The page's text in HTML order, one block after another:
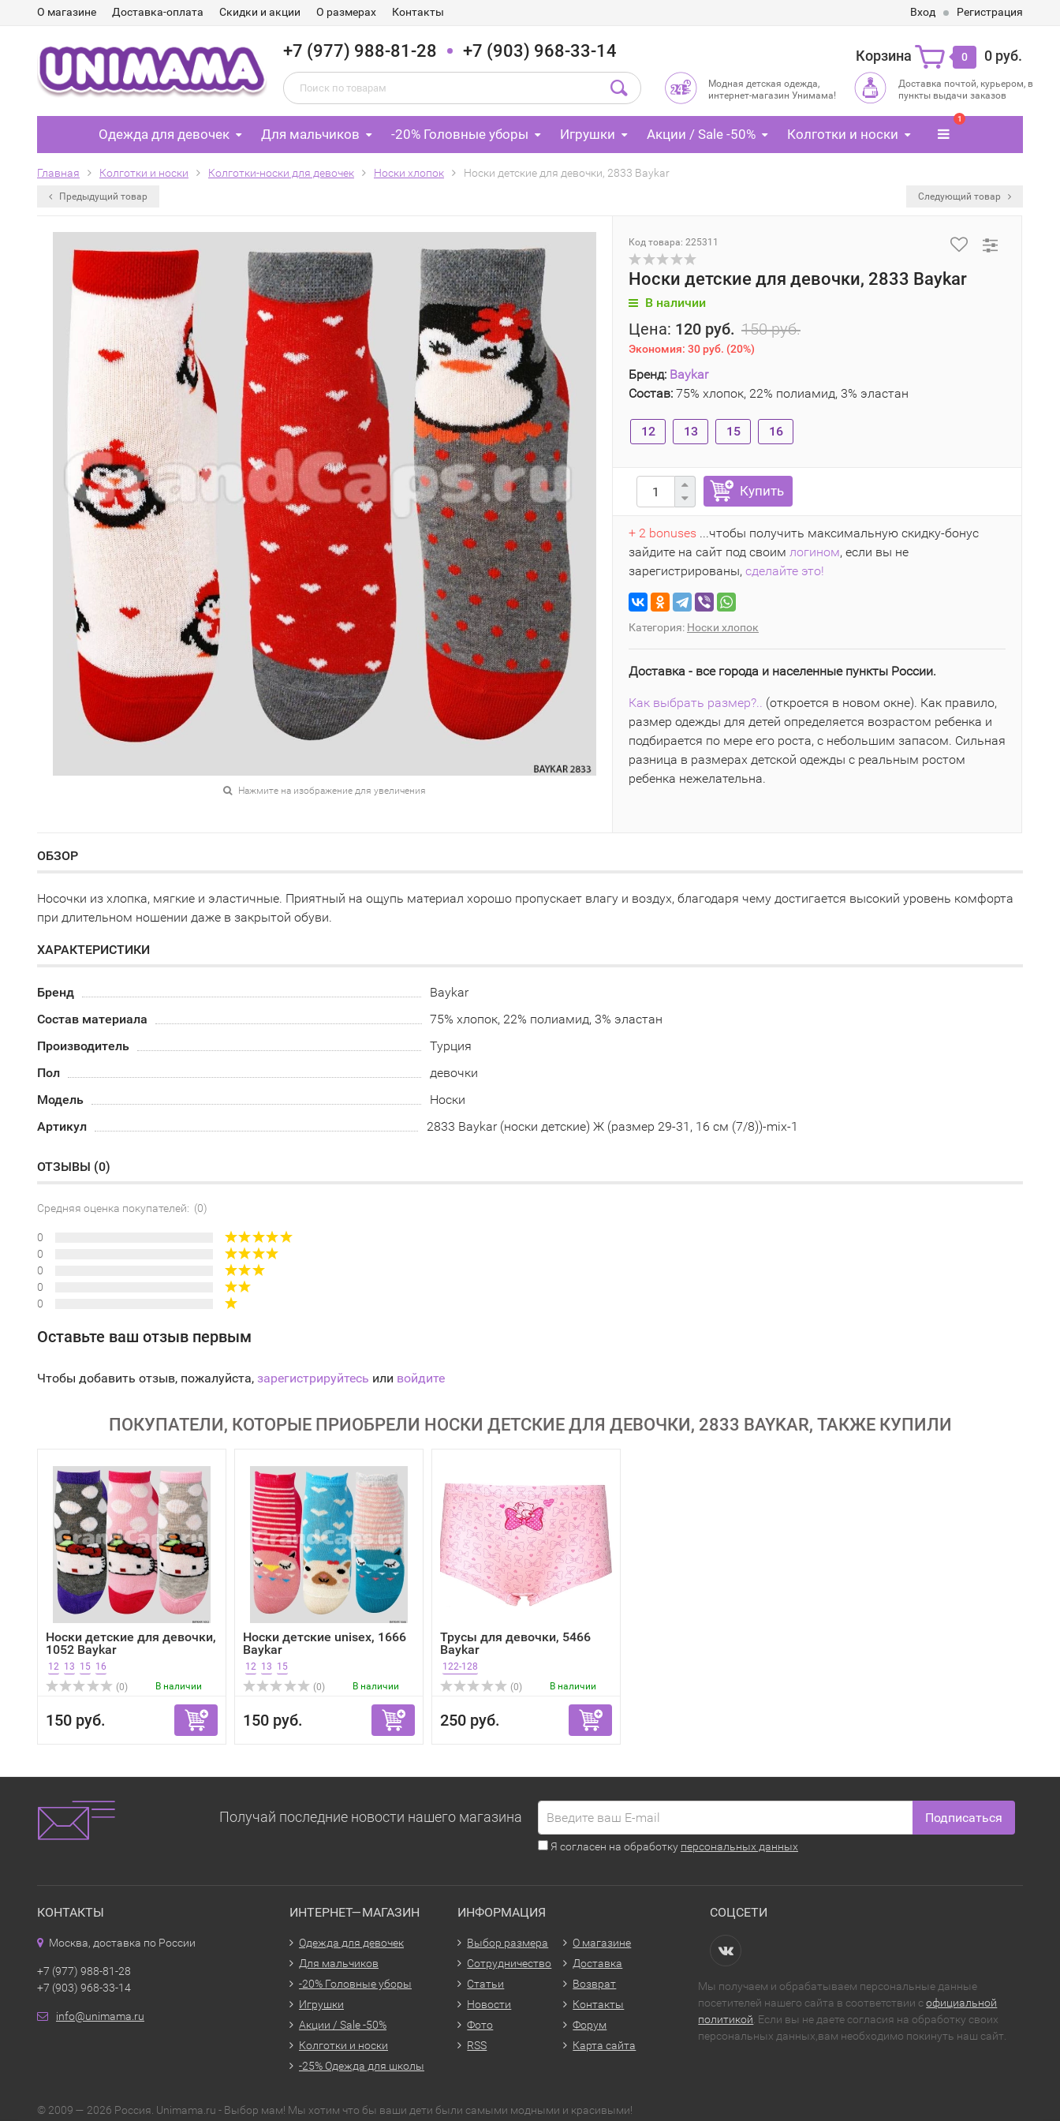
О магазине Доставка-оплата Скидки и акции О размерах Контакты Вход Регистрация
+7 (977) 988-81-28 +7 (903) 968-33-14 Корзина 0 0 руб.
Модная детская одежда,
интернет-магазин Унимама!
Доставка почтой, курьером, в
пункты выдачи заказов
Одежда для девочек Для мальчиков -20% Головные уборы Игрушки Акции / Sale -50% Колготки и носки
1
Главная Колготки и носки Колготки-носки для девочек Носки хлопок Носки детские для девочки, 2833 Baykar
Предыдущий товар Следующий товар
Нажмите на изображение для увеличения
Код товара: 225311
Носки детские для девочки, 2833 Baykar
В наличии
Цена: 120 руб. 150 руб.
Экономия: 30 руб. (20%)
Бренд: Baykar
Состав: 75% хлопок, 22% полиамид, 3% эластан
12 13 15 16
Купить
+ 2 bonuses ...чтобы получить максимальную скидку-бонус
зайдите на сайт под своим логином, если вы не
зарегистрированы, сделайте это!
Категория: Носки хлопок
Доставка - все города и населенные пункты России.
Как выбрать размер?.. (откроется в новом окне). Как правило,
размер одежды для детей определяется возрастом ребенка и
подбирается по мере его роста, с небольшим запасом. Сильная
разница в размерах детской одежды с реальным ростом
ребенка нежелательна.
ОБЗОР
Носочки из хлопка, мягкие и эластичные. Приятный на ощупь материал хорошо пропускает влагу и воздух, благодаря чему достигается высокий уровень комфорта
при длительном ношении даже в закрытой обуви.
ХАРАКТЕРИСТИКИ
Бренд
Baykar
Состав материала
75% хлопок, 22% полиамид, 3% эластан
Производитель
Турция
Пол
девочки
Модель
Носки
Артикул
2833 Baykar (носки детские) Ж (размер 29-31, 16 см (7/8))-mix-1
ОТЗЫВЫ (0)
Средняя оценка покупателей: (0)
0
0
0
0
0
Оставьте ваш отзыв первым
Чтобы добавить отзыв, пожалуйста, зарегистрируйтесь или войдите
ПОКУПАТЕЛИ, КОТОРЫЕ ПРИОБРЕЛИ НОСКИ ДЕТСКИЕ ДЛЯ ДЕВОЧКИ, 2833 BAYKAR, ТАКЖЕ КУПИЛИ
Носки детские для девочки,
1052 Baykar
12 13 15 16
(0)
В наличии
150 руб.
Носки детские unisex, 1666
Baykar
12 13 15
(0)
В наличии
150 руб.
Трусы для девочки, 5466
Baykar
122-128
(0)
В наличии
250 руб.
Получай последние новости нашего магазина Подписаться
Я согласен на обработку персональных данных
КОНТАКТЫ
Москва, доставка по России
+7 (977) 988-81-28
+7 (903) 968-33-14
info@unimama.ru
ИНТЕРНЕТ—МАГАЗИН
Одежда для девочек
Для мальчиков
-20% Головные уборы
Игрушки
Акции / Sale -50%
Колготки и носки
-25% Одежда для школы
ИНФОРМАЦИЯ
Выбор размера
Сотрудничество
Статьи
Новости
Фото
RSS
О магазине
Доставка
Возврат
Контакты
Форум
Карта сайта
СОЦСЕТИ
Мы получаем и обрабатываем персональные данные
посетителей нашего сайта в соответствии софициальной
политикой . Если вы не даете согласия на обработку своих
персональных данных,вам необходимо покинуть наш сайт.
© 2009 — 2026 Россия. Unimama.ru - Выбор мам! Мы хотим что бы ваши дети были самыми модными и красивыми!